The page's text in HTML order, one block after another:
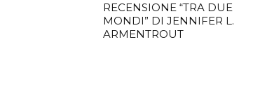
RECENSIONE “TRA DUE
MONDI” DI JENNIFER L.
ARMENTROUT